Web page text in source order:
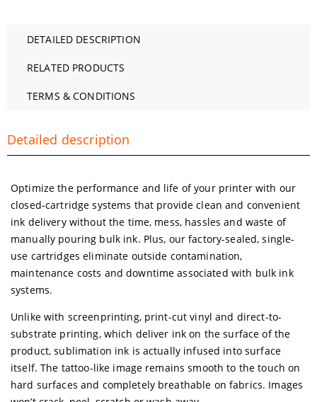
DETAILED DESCRIPTION
RELATED PRODUCTS
TERMS & CONDITIONS
Detailed description
Optimize the performance and life of your printer with our
closed-cartridge systems that provide clean and convenient
ink delivery without the time, mess, hassles and waste of
manually pouring bulk ink. Plus, our factory-sealed, single-
use cartridges eliminate outside contamination,
maintenance costs and downtime associated with bulk ink
systems.
Unlike with screenprinting, print-cut vinyl and direct-to-
substrate printing, which deliver ink on the surface of the
product, sublimation ink is actually infused into surface
itself. The tattoo-like image remains smooth to the touch on
hard surfaces and completely breathable on fabrics. Images